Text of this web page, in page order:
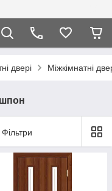
двері Міжкімнатні
Фільтри